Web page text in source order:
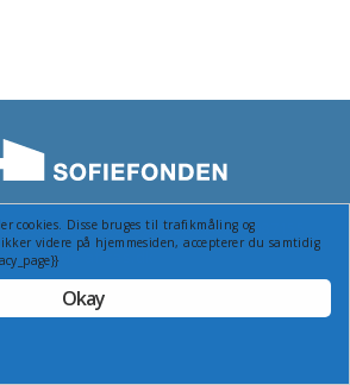
53, 2880 Bagsværd Tlf.: 44987155
Webside af cas.dk
cookies. Disse bruges til trafikmåling og
videre på hjemmesiden, accepterer du samtidig
Okay